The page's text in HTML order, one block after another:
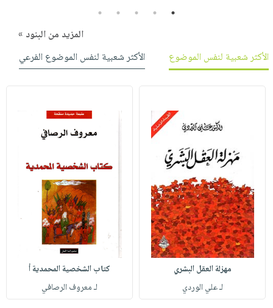
1
2
3
4
5
المزيد من البنود »
الأكثر شعبية لنفس الموضوع
الأكثر شعبية لنفس الموضوع الفرعي
مهزلة العقل البشري
لـ علي الوردي
كتاب الشخصية المحمدية أ
لـ معروف الرصافي